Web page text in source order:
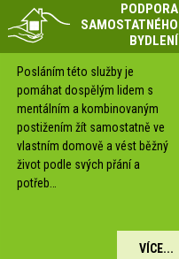
PODPORA
SAMOSTATNÉHO
BYDLENÍ
Posláním této služby je
pomáhat dospělým lidem s
mentálním a kombinovaným
postižením žít samostatně ve
vlastním domově a vést běžný
život podle svých přání a
potřeb…
VÍCE...